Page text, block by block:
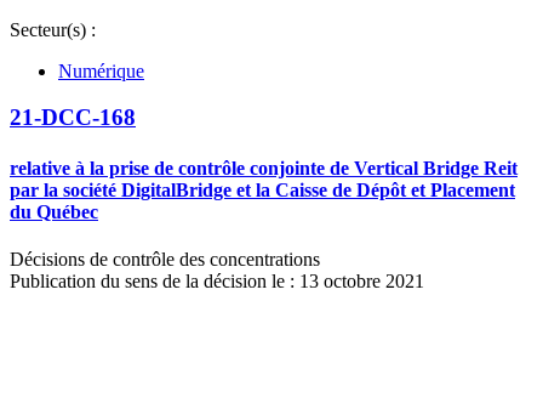
Secteur(s) :
Numérique
21-DCC-168
relative à la prise de contrôle conjointe de Vertical Bridge Reit
par la société DigitalBridge et la Caisse de Dépôt et Placement
du Québec
Décisions de contrôle des concentrations
Publication du sens de la décision le : 13 octobre 2021